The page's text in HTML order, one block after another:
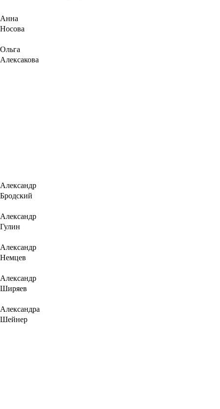
Анна
Носова
Ольга
Алексакова
Александр
Бродский
Александр
Гулин
Александр
Немцев
Александр
Ширяев
Александра
Шейнер